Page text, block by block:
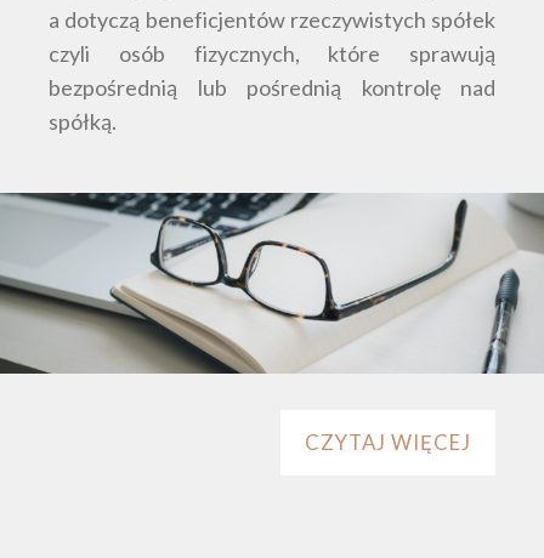
a dotyczą beneficjentów rzeczywistych spółek
czyli osób fizycznych, które sprawują
bezpośrednią lub pośrednią kontrolę nad
spółką.
CZYTAJ WIĘCEJ